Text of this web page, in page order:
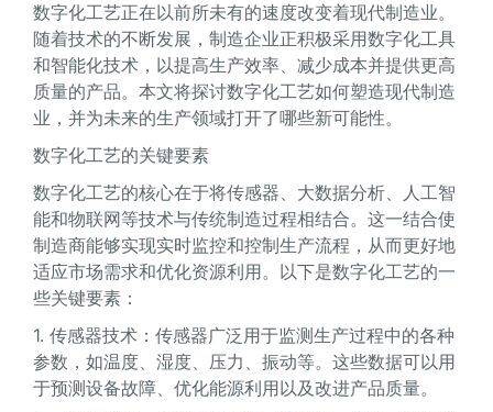
数字化工艺正在以前所未有的速度改变着现代制造业。
随着技术的不断发展，制造企业正积极采用数字化工具
和智能化技术，以提高生产效率、减少成本并提供更高
质量的产品。本文将探讨数字化工艺如何塑造现代制造
业，并为未来的生产领域打开了哪些新可能性。
数字化工艺的关键要素
数字化工艺的核心在于将传感器、大数据分析、人工智
能和物联网等技术与传统制造过程相结合。这一结合使
制造商能够实现实时监控和控制生产流程，从而更好地
适应市场需求和优化资源利用。以下是数字化工艺的一
些关键要素：
1. 传感器技术：传感器广泛用于监测生产过程中的各种
参数，如温度、湿度、压力、振动等。这些数据可以用
于预测设备故障、优化能源利用以及改进产品质量。